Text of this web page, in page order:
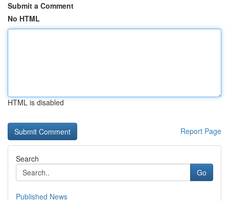
Submit a Comment
No HTML
HTML is disabled
Report Page
Search
Go
Published News